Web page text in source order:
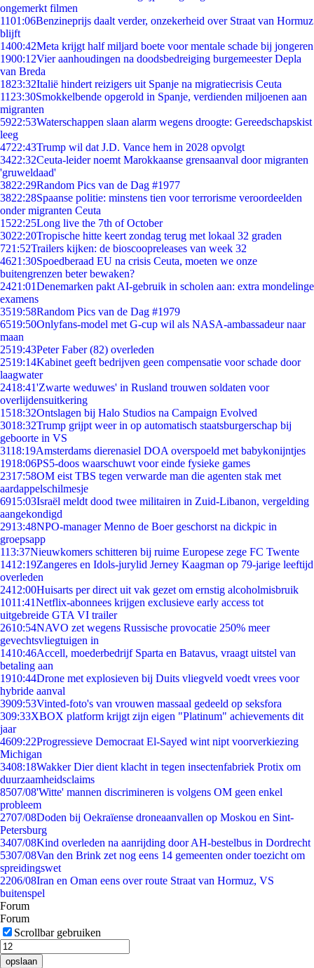
ongemerkt filmen
1101:06Benzineprijs daalt verder, onzekerheid over Straat van Hormuz
blijft
1400:42Meta krijgt half miljard boete voor mentale schade bij jongeren
1900:12Vier aanhoudingen na doodsbedreiging burgemeester Depla
van Breda
1823:32Italië hindert reizigers uit Spanje na migratiecrisis Ceuta
11 23:30Smokkelbende opgerold in Spanje, verdienden miljoenen aan
migranten
5922:53Waterschappen slaan alarm wegens droogte: Gereedschapskist
leeg
4722:43Trump wil dat J.D. Vance hem in 2028 opvolgt
3422:32Ceuta-leider noemt Marokkaanse grensaanval door migranten
'gruweldaad'
3822:29Random Pics van de Dag #1977
3822:28Spaanse politie: minstens tien voor terrorisme veroordeelden
onder migranten Ceuta
1522:25Long live the 7th of October
3022:20Tropische hitte keert zondag terug met lokaal 32 graden
721:52Trailers kijken: de bioscoopreleases van week 32
4621:30Spoedberaad EU na crisis Ceuta, moeten we onze
buitengrenzen beter bewaken?
2421:01Denemarken pakt AI-gebruik in scholen aan: extra mondelinge
examens
3519:58Random Pics van de Dag #1979
6519:50Onlyfans-model met G-cup wil als NASA-ambassadeur naar
maan
2519:43Peter Faber (82) overleden
2519:14Kabinet geeft bedrijven geen compensatie voor schade door
laagwater
2418:41'Zwarte weduwes' in Rusland trouwen soldaten voor
overlijdensuitkering
1518:32Ontslagen bij Halo Studios na Campaign Evolved
3018:32Trump grijpt weer in op automatisch staatsburgerschap bij
geboorte in VS
3118:19Amsterdams dierenasiel DOA overspoeld met babykonijntjes
1918:06PS5-doos waarschuwt voor einde fysieke games
2317:58OM eist TBS tegen verwarde man die agenten stak met
aardappelschilmesje
6915:03Israël meldt dood twee militairen in Zuid-Libanon, vergelding
aangekondigd
2913:48NPO-manager Menno de Boer geschorst na dickpic in
groepsapp
113:37Nieuwkomers schitteren bij ruime Europese zege FC Twente
1412:19Zangeres en Idols-jurylid Jerney Kaagman op 79-jarige leeftijd
overleden
2412:00Huisarts per direct uit vak gezet om ernstig alcoholmisbruik
1011:41Netflix-abonnees krijgen exclusieve early access tot
uitgebreide GTA VI trailer
2610:54NAVO zet wegens Russische provocatie 250% meer
gevechtsvliegtuigen in
1410:46Accell, moederbedrijf Sparta en Batavus, vraagt uitstel van
betaling aan
1910:44Drone met explosieven bij Duits vliegveld voedt vrees voor
hybride aanval
3909:53Vinted-foto's van vrouwen massaal gedeeld op seksfora
309:33XBOX platform krijgt zijn eigen "Platinum" achievements dit
jaar
4609:22Progressieve Democraat El-Sayed wint nipt voorverkiezing
Michigan
3408:18Wakker Dier dient klacht in tegen insectenfabriek Protix om
duurzaamheidsclaims
8507/08'Witte' mannen discrimineren is volgens OM geen enkel
probleem
2707/08Doden bij Oekraïense droneaanvallen op Moskou en Sint-
Petersburg
3407/08Kind overleden na aanrijding door AH-bestelbus in Dordrecht
5307/08Van den Brink zet nog eens 14 gemeenten onder toezicht om
spreidingswet
2206/08Iran en Oman eens over route Straat van Hormuz, VS
buitenspel
Forum
Forum
Scrollbar gebruiken
opslaan